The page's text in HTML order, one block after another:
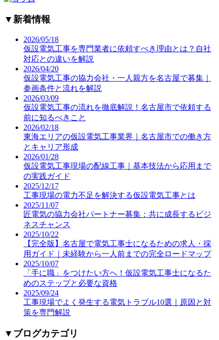
▼新着情報
2026/05/18
仮設電気工事を専門業者に依頼すべき理由とは？自社
対応との違いを解説
2026/04/20
仮設電気工事の協力会社・一人親方を名古屋で募集｜
参画条件と流れを解説
2026/03/09
仮設電気工事の流れを徹底解説！名古屋市で依頼する
前に知るべきこと
2026/02/18
東海エリアの仮設電気工事業界｜名古屋市での働き方
とキャリア形成
2026/01/28
仮設電気工事現場の配線工事｜基本技法から応用まで
の実践ガイド
2025/12/17
工事現場の電力不足を解決する仮設電気工事とは
2025/11/07
匠電気の協力会社パートナー募集：共に成長するビジ
ネスチャンス
2025/10/22
【完全版】名古屋で電気工事士になるための求人・採
用ガイド｜未経験から一人前までの完全ロードマップ
2025/10/07
「手に職」をつけたい方へ！仮設電気工事士になるた
めのステップと必要な資格
2025/09/24
工事現場でよく発生する電気トラブル10選｜原因と対
策を専門解説
▼ ブログカテゴリ